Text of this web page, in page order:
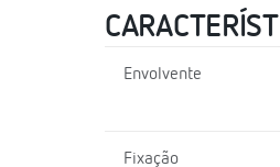
Envolvente
Fixação